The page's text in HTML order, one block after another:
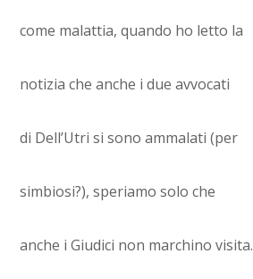
come malattia, quando ho letto la
notizia che anche i due avvocati
di Dell’Utri si sono ammalati (per
simbiosi?), speriamo solo che
anche i Giudici non marchino visita.